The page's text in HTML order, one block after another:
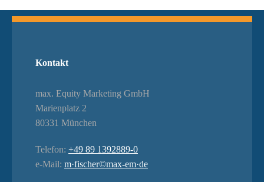
Kontakt
max. Equity Marketing GmbH
Marienplatz 2
80331 München
Telefon: +49 89 1392889-0
e-Mail: m·fischer©max-em·de